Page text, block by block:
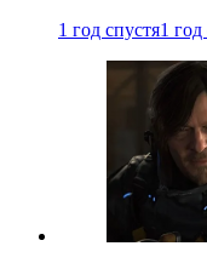
1 год спустя1 год